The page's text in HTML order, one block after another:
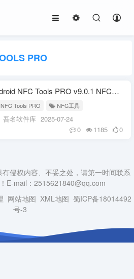
PRO
Android NFC Tools PRO v9.0.1 NFC工具
NFC Tools PRO NFC工具
吾名软件库 2025-07-24
0
1185 0
侵权内容、不妥之处，请第一时间联系
E-mail：2515621840@qq.com
网站地图 XML地图 蜀ICP备18014492
号-3